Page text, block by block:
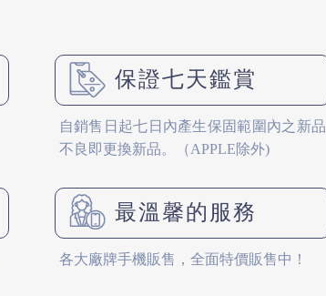
保證七天鑑賞
自銷售日起七日內產生保固範圍內之新品
不良即更換新品。（APPLE除外)
最溫馨的服務
各大廠牌手機販售，全面特價販售中！